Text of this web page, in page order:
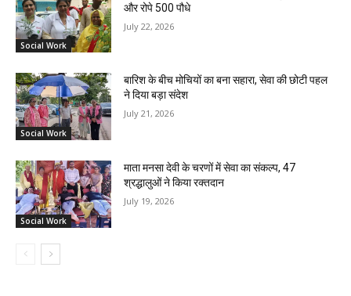
Social Work
और रोपे 500 पौधे
July 22, 2026
Social Work
बारिश के बीच मोचियों का बना सहारा, सेवा की छोटी पहल
ने दिया बड़ा संदेश
July 21, 2026
Social Work
माता मनसा देवी के चरणों में सेवा का संकल्प, 47
श्रद्धालुओं ने किया रक्तदान
July 19, 2026